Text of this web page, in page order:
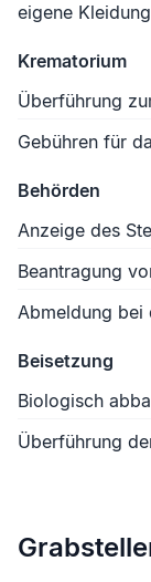
eigene Kleidung
Krematorium
Überführung
Gebühren für
Behörden
Anzeige des
Beantragung
Abmeldung bei
Beisetzung
Biologisch
Überführung